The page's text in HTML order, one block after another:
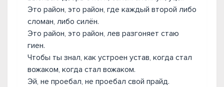
Это район, это район, где каждый второй либо
сломан, либо силён.
Это район, это район, лев разгоняет стаю
гиен.
Чтобы ты знал, как устроен устав, когда стал
вожаком, когда стал вожаком.
Эй, не проебал, не проебал свой прайд.